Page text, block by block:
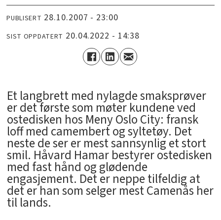
PUBLISERT 28.10.2007 - 23:00
SIST OPPDATERT 20.04.2022 - 14:38
Et langbrett med nylagde smaksprøver
er det første som møter kundene ved
ostedisken hos Meny Oslo City: fransk
loff med camembert og syltetøy. Det
neste de ser er mest sannsynlig et stort
smil. Håvard Hamar bestyrer ostedisken
med fast hånd og glødende
engasjement. Det er neppe tilfeldig at
det er han som selger mest Camenås her
til lands.